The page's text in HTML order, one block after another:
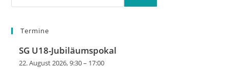
Termine
SG U18-Jubiläumspokal
22. August 2026, 9:30– 17:00